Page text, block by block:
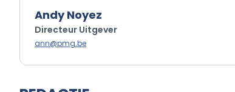
Andy Noyez
Directeur Uitgever
ann@pmg.be